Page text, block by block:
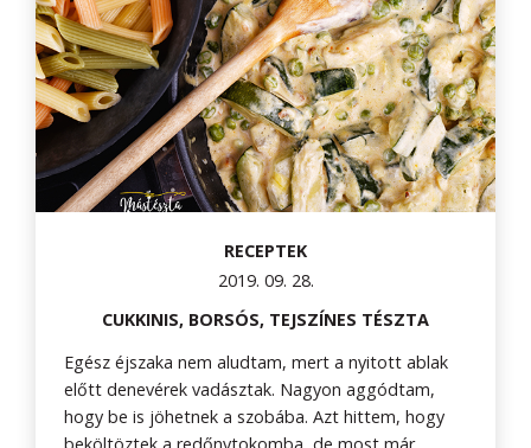
RECEPTEK
2019. 09. 28.
CUKKINIS, BORSÓS, TEJSZÍNES TÉSZTA
Egész éjszaka nem aludtam, mert a nyitott ablak
előtt denevérek vadásztak. Nagyon aggódtam,
hogy be is jöhetnek a szobába. Azt hittem, hogy